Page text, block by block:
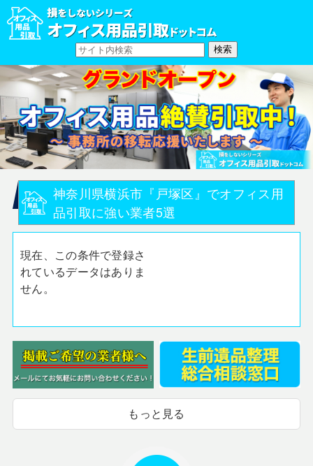
神奈川県横浜市『戸塚区』でオフィス用
品引取に強い業者5選
現在、この条件で登録さ
れているデータはありま
せん。
もっと見る